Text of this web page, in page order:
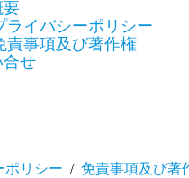
要
ライバシーポリシー
責事項及び著作権
合せ
ポリシー / 免責事項及び著